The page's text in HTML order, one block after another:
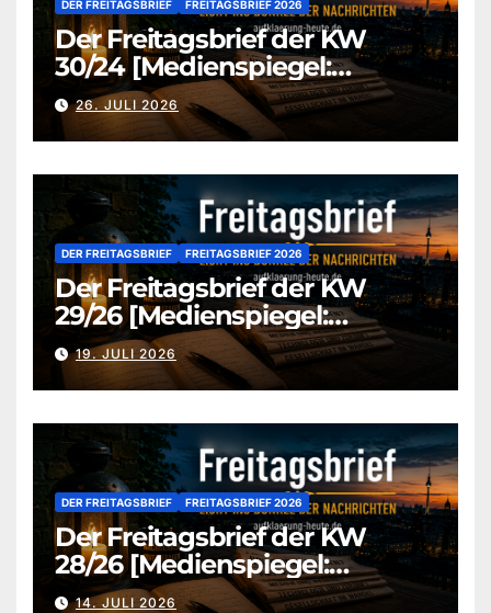
DER FREITAGSBRIEF FREITAGSBRIEF 2026
Der Freitagsbrief der KW
30/24 [Medienspiegel:
aufklaerung-heute-de]
26. JULI 2026
DER FREITAGSBRIEF FREITAGSBRIEF 2026
Der Freitagsbrief der KW
29/26 [Medienspiegel:
aufklaerung-heute.de]
19. JULI 2026
DER FREITAGSBRIEF FREITAGSBRIEF 2026
Der Freitagsbrief der KW
28/26 [Medienspiegel:
aufklaerung-heute.de]
14. JULI 2026